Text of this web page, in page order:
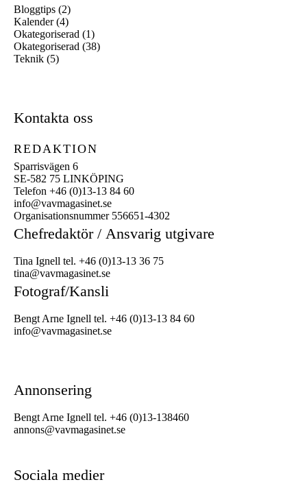
Bloggtips (2)
Kalender(4)
Okategoriserad (1)
Okategoriserad (38)
Teknik (5)
Kontakta oss
REDAKTION
Sparrisvägen 6
SE-582 75 LINKÖPING
Telefon +46 (0)13-13 84 60
info@vavmagasinet.se
Organisationsnummer 556651-4302
Chefredaktör / Ansvarig utgivare
Tina Ignell tel. +46 (0)13-13 36 75
tina@vavmagasinet.se
Fotograf/Kansli
Bengt Arne Ignell tel. +46 (0)13-13 84 60
info@vavmagasinet.se
Annonsering
Bengt Arne Ignell tel. +46 (0)13-138460
annons@vavmagasinet.se
Sociala medier